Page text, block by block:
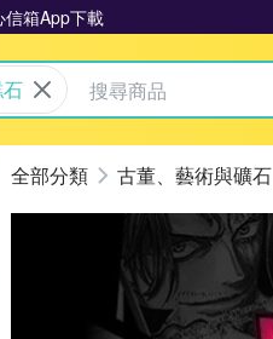
信箱App下載
賣
古董、藝術與礦石